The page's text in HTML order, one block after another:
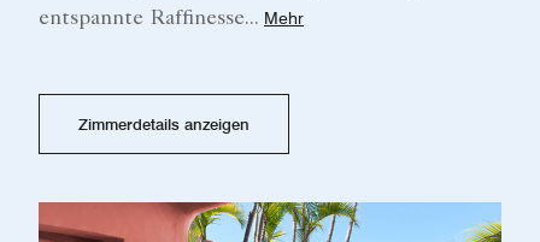
entspannte Raffinesse... Mehr
Zimmerdetails anzeigen